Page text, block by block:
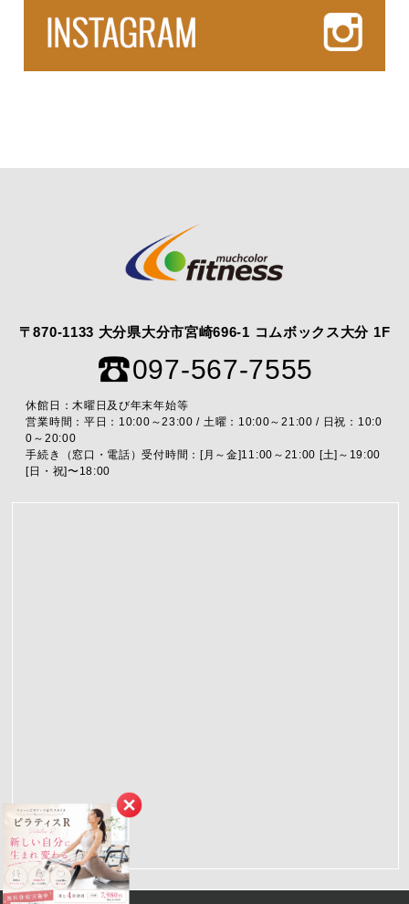
〒870-1133 大分県大分市宮崎696-1 コムボックス大分 1F
097-567-7555
休館日：木曜日及び年末年始等
営業時間：平日：10:00～23:00 / 土曜：10:00～21:00 / 日祝：10:0
0～20:00
手続き（窓口・電話）受付時間：[月～金]11:00～21:00 [土]～19:00
[日・祝]〜18:00